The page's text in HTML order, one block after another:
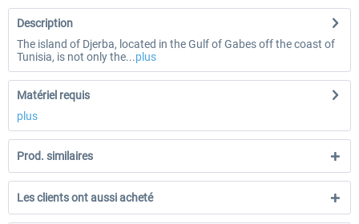
Description
The island of Djerba, located in the Gulf of Gabes off the coast of
Tunisia, is not only the...plus
Matériel requis
plus
Prod. similaires
Les clients ont aussi acheté